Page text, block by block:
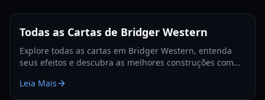
Todas as Cartas de Bridger Western
Explore todas as cartas em Bridger Western, entenda
seus efeitos e descubra as melhores construções com
Leia Mais